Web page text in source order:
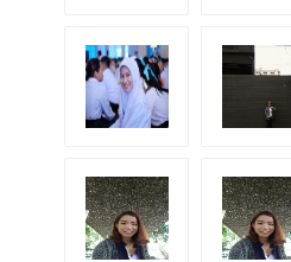
K.ochaoishii K.Dada
K. K.Gift